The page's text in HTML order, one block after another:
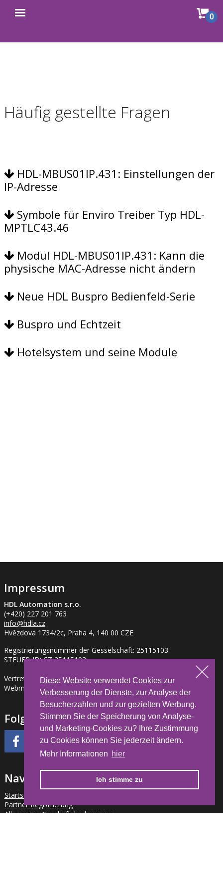
Diese Website verwendet Cookies zur
Verbesserung der Dienste, zur Analyse der
Besucherzahlen und zur gezielten Werbung.
Stimmen Sie der Speicherung von Analyse-
und Marketing-Cookies zu? Ihre Zustimmung
zu Cookies können Sie jederzeit ändern.
Mehr Informationen hier
Ich stimme zu
0
Häufig gestellte Fragen
HDL-MBUS01IP.431: Einstellungen der
IP-Adresse
Symbole für Enviro Treiber Typ HDL-
MPTLC43.46
Modul HDL-MBUS01IP.431: Kann die
physische MAC-Adresse nicht ändern
Neue HDL Buspro Bedienfeld-Serie
Buspro und Echtzeit
Hotelsystem und seine Module
Impressum
HDL Automation s.r.o.
(+420) 227 201 763
info@hdla.cz
Hvězdova 1734/2c, Praha 4, 140 00 CZE
Registrierungsnummer der Gesselschaft: 25115103
STEUER-ID: CZ 25115103
Vertreter der Gesselschaft: Jaromír Řezáč
Webmaster: Jakub Kříž jakub.kriz@hdla.cz
Folgen Sie uns
Navigation
Startseite
Partner Registrierung
Allgemeine Geschäftsbedingungen